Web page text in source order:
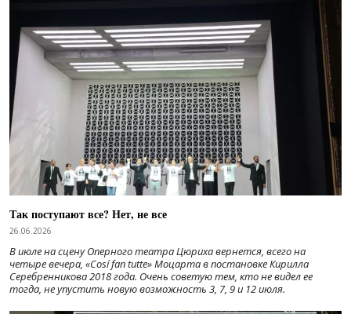
Так поступают все? Нет, не все
26.06.2026
В июле на сцену Оперного театра Цюриха вернется, всего на
четыре вечера, «Cosí fan tutte» Моцарта в постановке Кирилла
Серебренникова 2018 года. Очень советую тем, кто не видел ее
тогда, не упустить новую возможность 3, 7, 9 и 12 июля.